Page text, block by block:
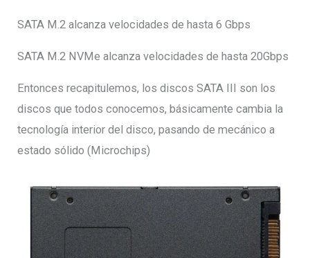
SATA M.2 alcanza velocidades de hasta 6 Gbps
SATA M.2 NVMe alcanza velocidades de hasta 20Gbps
Entonces recapitulemos, los discos SATA III son los
discos que todos conocemos, básicamente cambia la
tecnología interior del disco, pasando de mecánico a
estado sólido (Microchips)